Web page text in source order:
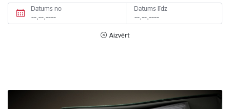
Datums no Datums līdz
Aizvērt